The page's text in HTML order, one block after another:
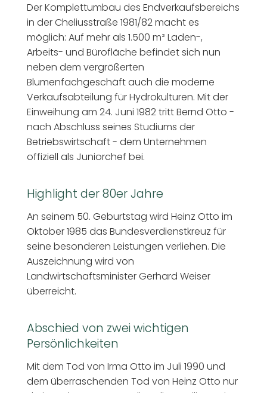
Der Komplettumbau des Endverkaufsbereichs
in der Cheliusstraße 1981/82 macht es
möglich: Auf mehr als 1.500 m² Laden-,
Arbeits- und Bürofläche befindet sich nun
neben dem vergrößerten
Blumenfachgeschäft auch die moderne
Verkaufsabteilung für Hydrokulturen. Mit der
Einweihung am 24. Juni 1982 tritt Bernd Otto -
nach Abschluss seines Studiums der
Betriebswirtschaft - dem Unternehmen
offiziell als Juniorchef bei.
Highlight der 80er Jahre
An seinem 50. Geburtstag wird Heinz Otto im
Oktober 1985 das Bundesverdienstkreuz für
seine besonderen Leistungen verliehen. Die
Auszeichnung wird von
Landwirtschaftsminister Gerhard Weiser
überreicht.
Abschied von zwei wichtigen
Persönlichkeiten
Mit dem Tod von Irma Otto im Juli 1990 und
dem überraschenden Tod von Heinz Otto nur